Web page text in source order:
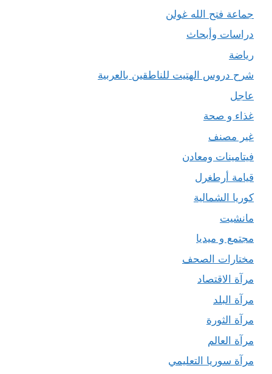
جماعة فتح الله غولن
دراسات وأبحاث
رياضة
شرح دروس الهتيت للناطقين بالعربية
عاجل
غذاء و صحة
غير مصنف
فيتامينات ومعادن
قيامة أرطغرل
كوريا الشمالية
مانشيت
مجتمع و ميديا
مختارات الصحف
مرآة الاقتصاد
مرآة البلد
مرآة الثورة
مرآة العالم
مرآة سوريا التعليمي